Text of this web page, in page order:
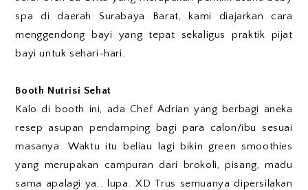
spa di daerah Surabaya Barat, kami diajarkan cara
menggendong bayi yang tepat sekaligus praktik pijat
bayi untuk sehari-hari.
Booth Nutrisi Sehat
Kalo di booth ini, ada Chef Adrian yang berbagi aneka
resep asupan pendamping bagi para calon/ibu sesuai
masanya. Waktu itu beliau lagi bikin green smoothies
yang merupakan campuran dari brokoli, pisang, madu
sama apalagi ya.. lupa. XD Trus semuanya dipersilakan